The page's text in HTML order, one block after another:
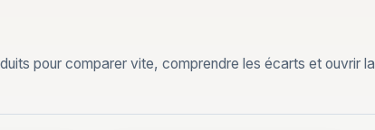
pour comparer vite, comprendre les écarts et ouvrir la